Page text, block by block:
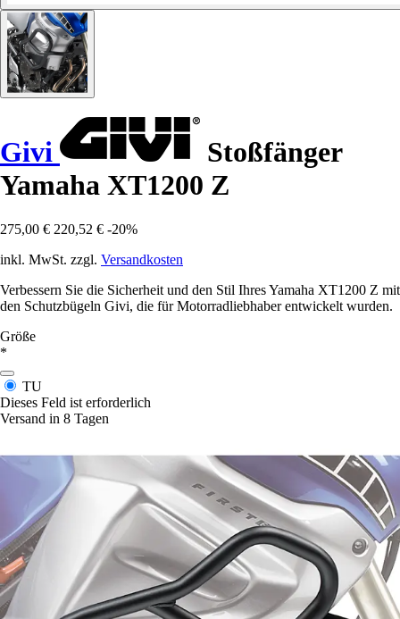
Givi
Stoßfänger
Yamaha XT1200 Z
275,00 € 220,52 € -20%
inkl. MwSt. zzgl. Versandkosten
Verbessern Sie die Sicherheit und den Stil Ihres Yamaha XT1200 Z mit
den Schutzbügeln Givi, die für Motorradliebhaber entwickelt wurden.
Größe
*
TU
Dieses Feld ist erforderlich
Versand in 8 Tagen